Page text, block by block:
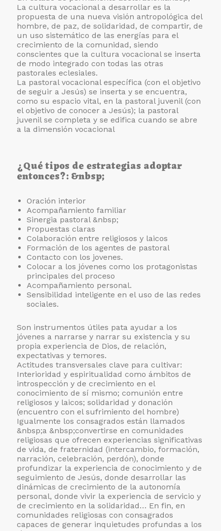
La cultura vocacional a desarrollar es la
propuesta de una nueva visión antropológica del
hombre, de paz, de solidaridad, de compartir, de
un uso sistemático de las energías para el
crecimiento de la comunidad, siendo
conscientes que la cultura vocacional se inserta
de modo integrado con todas las otras
pastorales eclesiales.
La pastoral vocacional específica (con el objetivo
de seguir a Jesús) se inserta y se encuentra,
como su espacio vital, en la pastoral juvenil (con
el objetivo de conocer a Jesús); la pastoral
juvenil se completa y se edifica cuando se abre
a la dimensión vocacional
¿Qué tipos de estrategias adoptar
entonces?: &nbsp;
Oración interior
Acompañamiento familiar
Sinergia pastoral &nbsp;
Propuestas claras
Colaboración entre religiosos y laicos
Formación de los agentes de pastoral
Contacto con los jovenes.
Colocar a los jóvenes como los protagonistas
principales del proceso
Acompañamiento personal.
Sensibilidad inteligente en el uso de las redes
sociales.
Son instrumentos útiles pata ayudar a los
jóvenes a narrarse y narrar su existencia y su
propia experiencia de Dios, de relación,
expectativas y temores.
Actitudes transversales clave para cultivar:
Interioridad y espiritualidad como ámbitos de
introspección y de crecimiento en el
conocimiento de sí mismo; comunión entre
religiosos y laicos; solidaridad y donación
(encuentro con el sufrimiento del hombre)
Igualmente los consagrados están llamados
&nbsp;a &nbsp;convertirse en comunidades
religiosas que ofrecen experiencias significativas
de vida, de fraternidad (intercambio, formación,
narración, celebración, perdón), donde
profundizar la experiencia de conocimiento y de
seguimiento de Jesús, donde desarrollar las
dinámicas de crecimiento de la autonomía
personal, donde vivir la experiencia de servicio y
de crecimiento en la solidaridad… En fin, en
comunidades religiosas con consagrados
capaces de generar inquietudes profundas a los